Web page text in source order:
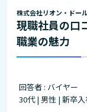
株式会社リオン・ドー
現職社員の口
職業の魅力
回答者 : バイヤー
30代 | 男性 | 新卒